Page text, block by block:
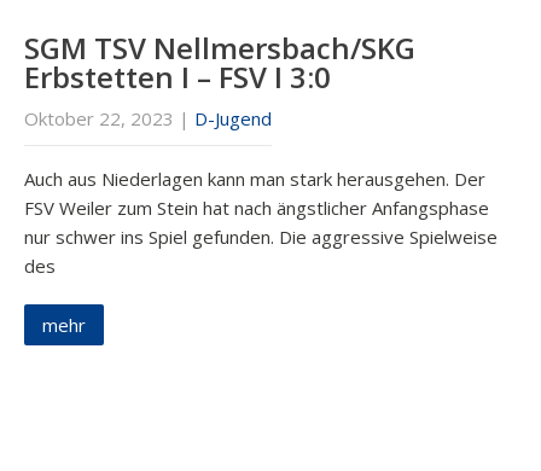
SGM TSV Nellmersbach/SKG
Erbstetten I – FSV I 3:0
Oktober 22, 2023 | D-Jugend
Auch aus Niederlagen kann man stark herausgehen. Der
FSV Weiler zum Stein hat nach ängstlicher Anfangsphase
nur schwer ins Spiel gefunden. Die aggressive Spielweise
des
mehr